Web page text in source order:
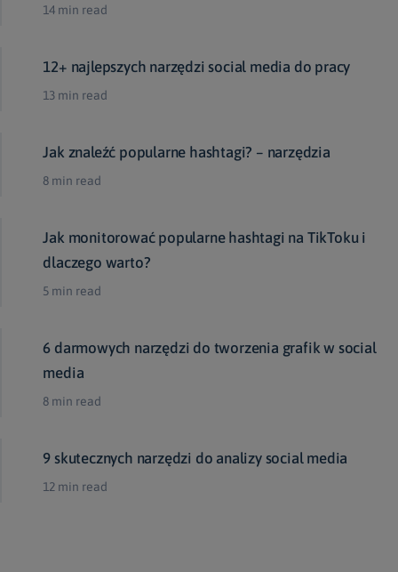
14 min read
12+ najlepszych narzędzi social media do pracy
13 min read
Jak znaleźć popularne hashtagi? – narzędzia
8 min read
Jak monitorować popularne hashtagi na TikToku i
dlaczego warto?
5 min read
6 darmowych narzędzi do tworzenia grafik w social
media
8 min read
9 skutecznych narzędzi do analizy social media
12 min read